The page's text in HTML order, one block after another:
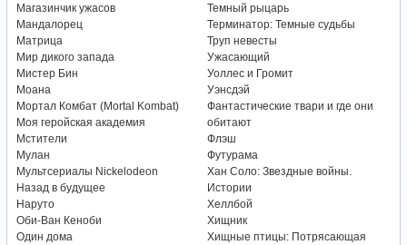
Магазинчик ужасов
Мандалорец
Матрица
Мир дикого запада
Мистер Бин
Моана
Мортал Комбат (Mortal Kombat)
Моя геройская академия
Мстители
Мулан
Мультсериалы Nickelodeon
Назад в будущее
Наруто
Оби-Ван Кеноби
Один дома
Темный рыцарь
Терминатор: Темные судьбы
Труп невесты
Ужасающий
Уоллес и Громит
Уэнсдэй
Фантастические твари и где они
обитают
Флэш
Футурама
Хан Соло: Звездные войны.
Истории
Хеллбой
Хищник
Хищные птицы: Потрясающая